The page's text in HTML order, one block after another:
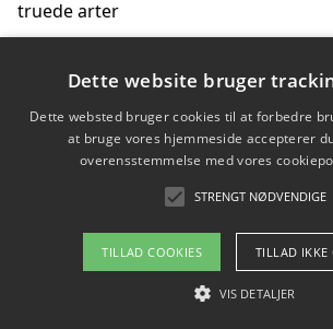
truede arter
Hvordan kan gaver til unge voksne
Copyright 2026 - Pilanto
Om / kontakt
Blog
Dette website bruger
Dette websted bruger cookies til at forbedre
at bruge vores hjemmeside accepterer
overensstemmelse med vores
STRENGT NØDVENDIGE
TILLAD COOKIES TILLAD IKKE
VIS DETALJER